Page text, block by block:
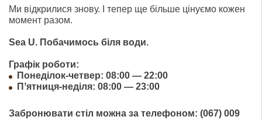
Ми відкрилися знову. І тепер ще більше цінуємо кожен
момент разом.
Sea U. Побачимось біля води.
Графік роботи:
Понеділок-четвер: 08:00 — 22:00
Пʼятниця-неділя: 08:00 — 23:00
Забронювати стіл можна за телефоном: (067) 009